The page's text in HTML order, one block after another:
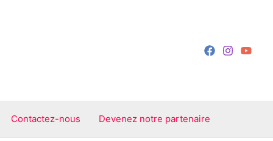
Contactez-nous Devenez notre partenaire